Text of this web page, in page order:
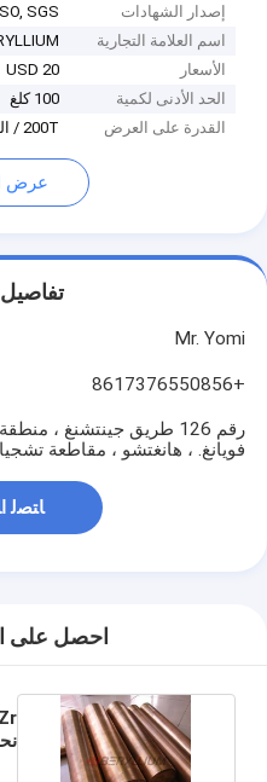
إصدار الشهادات
SGS
اسم العلامة التجارية
الأسعار
20 USD
الحد الأدنى لكمية
100 كلغ
القدرة على العرض
200T / الشهر
عرض
Mr. Yomi
+8617376550856
رقم 126 طريق جينتشنغ ،
فويانغ. ، هانغتشو ، مقاطعة
ﺎﺘﺼﻟ
احصل على